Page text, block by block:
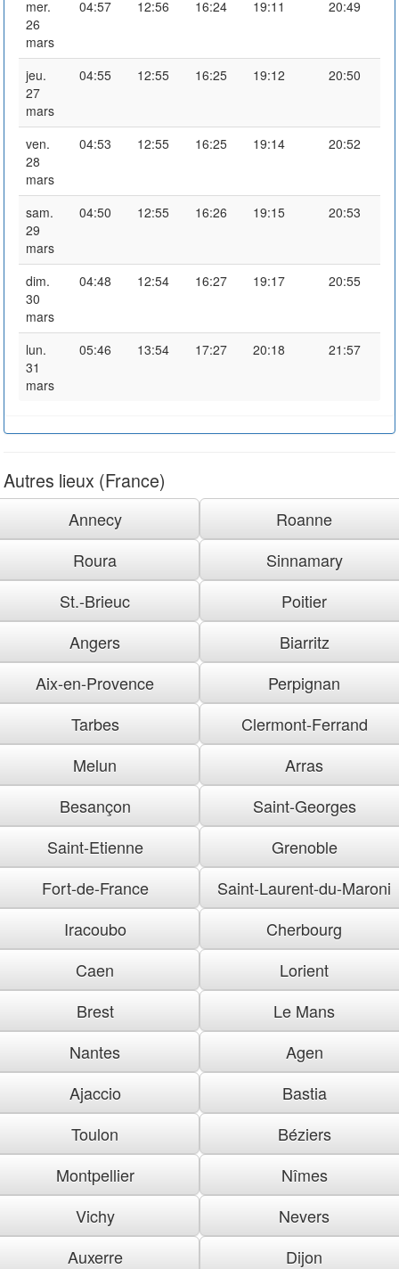
mer.
26
mars
04:57 12:56 16:24 19:11 20:49
jeu.
27
mars
04:55 12:55 16:25 19:12 20:50
ven.
28
mars
04:53 12:55 16:25 19:14 20:52
sam.
29
mars
04:50 12:55 16:26 19:15 20:53
dim.
30
mars
04:48 12:54 16:27 19:17 20:55
lun.
31
mars
05:46 13:54 17:27 20:18 21:57
Autres lieux (France)
Annecy
Roanne
Roura
Sinnamary
St.-Brieuc
Poitier
Angers
Biarritz
Aix-en-Provence
Perpignan
Tarbes
Clermont-Ferrand
Melun
Arras
Besançon
Saint-Georges
Saint-Etienne
Grenoble
Fort-de-France
Saint-Laurent-du-Maroni
Iracoubo
Cherbourg
Caen
Lorient
Brest
Le Mans
Nantes
Agen
Ajaccio
Bastia
Toulon
Béziers
Montpellier
Nîmes
Vichy
Nevers
Auxerre
Dijon